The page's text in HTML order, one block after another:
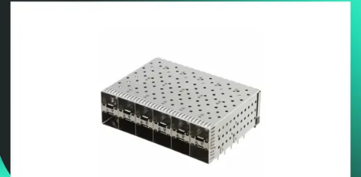
관
주